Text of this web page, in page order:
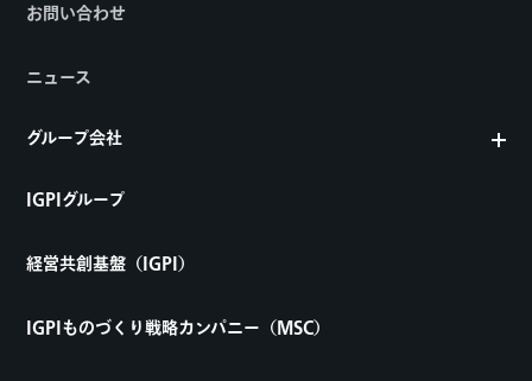
お問い合わせ
ニュース
グループ会社
IGPIグループ
経営共創基盤（IGPI）
IGPIものづくり戦略カンパニー（MSC）